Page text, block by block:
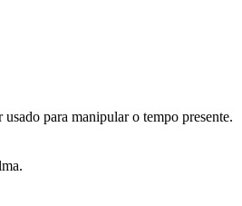
para manipular o tempo presente.